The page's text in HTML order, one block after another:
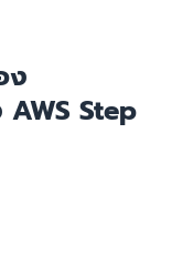
ง
AWS Step